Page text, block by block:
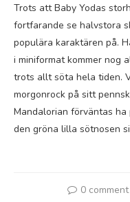
Trots att Baby Yodas
fortfarande se halvstora
populära karaktären på.
i miniformat kommer nog
trots allt söta hela tiden.
morgonrock på sitt
Mandalorian förväntas
den gröna lilla sötnosen
0 comment